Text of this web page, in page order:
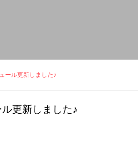
ール更新しました♪
更新しました♪